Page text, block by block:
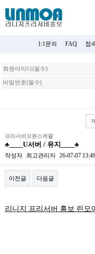
1:1문의 FAQ 접
회
원
로
프리서버오픈스케쥴
♣____U서버 / 유지____♣
작성자 최고관리자 26-07-07 13:49
이전글 다음글
리니지 프리서버 홍보 린모